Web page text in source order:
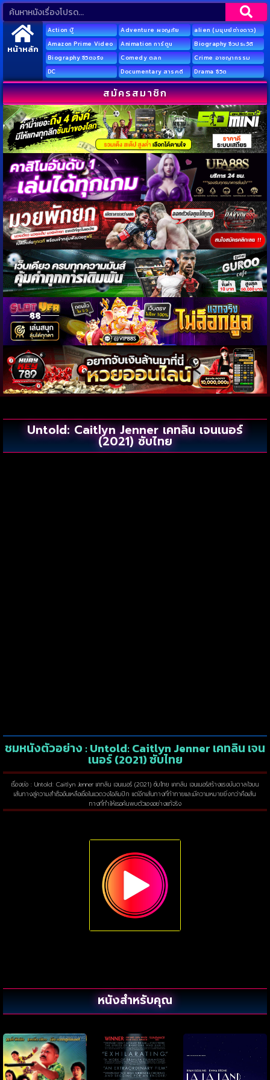
หน้าหลัก
Action บู๊ Adventure ผจญภัย
alien (มนุษย์ต่างดาว)
Amazon Prime Video
Animation การ์ตูน
Biography ชีวประวัติ
Biography ชีวิตจริง
Comedy ตลก
Crime อาชญากรรม
DC
Documentary สารคดี Drama ชีวิต
สมัครสมาชิก
Untold: Caitlyn Jenner เคทลิน เจนเนอร์
(2021) ซับไทย
ชมหนังตัวอย่าง : Untold: Caitlyn Jenner เคทลิน เจน
เนอร์ (2021) ซับไทย
เรื่องย่อ : Untold: Caitlyn Jenner เคทลิน เจนเนอร์ (2021) ซับไทย เคทลิน เจนเนอร์สร้างแรงบันดาลใจบน
เส้นทางสู่ความสำเร็จอันเหลือเชื่อในแวดวงโอลิมปิก แต่อีกเส้นทางที่ท้าทายและมีความหมายยิ่งกว่าคือเส้น
ทางที่ทำให้เธอค้นพบตัวเองอย่างแท้จริง
หนังสำหรับคุณ